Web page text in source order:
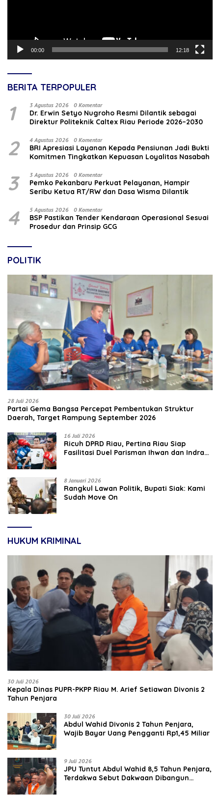
00:00 12:18
BERITA TERPOPULER
1 3 Agustus 2026 0 Komentar
‎Dr. Erwin Setyo Nugroho Resmi Dilantik sebagai
Direktur Politeknik Caltex Riau Periode 2026–2030
2 4 Agustus 2026 0 Komentar
BRI Apresiasi Layanan Kepada Pensiunan Jadi Bukti
Komitmen Tingkatkan Kepuasan Loyalitas Nasabah
3 3 Agustus 2026 0 Komentar
Pemko Pekanbaru Perkuat Pelayanan, Hampir
Seribu Ketua RT/RW dan Dasa Wisma Dilantik
4 5 Agustus 2026 0 Komentar
BSP Pastikan Tender Kendaraan Operasional Sesuai
Prosedur dan Prinsip GCG
POLITIK
28 Juli 2026
Partai Gema Bangsa Percepat Pembentukan Struktur
Daerah, Target Rampung September 2026
16 Juli 2026
‎Ricuh DPRD Riau, Pertina Riau Siap
Fasilitasi Duel Parisman Ihwan dan Indra
8 Januari 2026
Rangkul Lawan Politik, Bupati Siak: Kami
Sudah Move On
HUKUM KRIMINAL
30 Juli 2026
Kepala Dinas PUPR-PKPP Riau M. Arief Setiawan Divonis 2
Tahun Penjara
30 Juli 2026
‎‎Abdul Wahid Divonis 2 Tahun Penjara,
Wajib Bayar Uang Pengganti Rp1,45 Miliar
9 Juli 2026
JPU Tuntut Abdul Wahid 8,5 Tahun Penjara,
Terdakwa Sebut Dakwaan Dibangun